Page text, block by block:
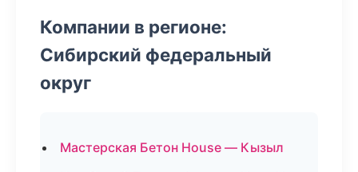
Компании в регионе:
Сибирский федеральный
округ
Мастерская Бетон House — Кызыл